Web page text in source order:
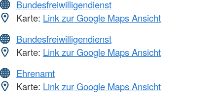
Bundesfreiwilligendienst
Karte: Link zur Google Maps Ansicht
Bundesfreiwilligendienst
Karte: Link zur Google Maps Ansicht
Ehrenamt
Karte: Link zur Google Maps Ansicht